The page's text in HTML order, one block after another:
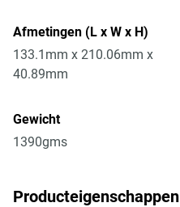
Afmetingen (L x W x H)
133.1mm x 210.06mm x
40.89mm
Gewicht
1390gms
Producteigenschappen